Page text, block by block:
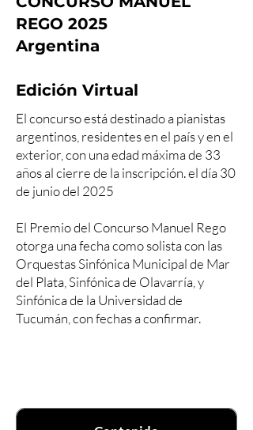
REGO 2025
Argentina
Edición Virtual
El concurso está destinado a pianistas
argentinos, residentes en el país y en el
exterior, con una edad máxima de 33
años al cierre de la inscripción. el día 30
de junio del 2025
El Premio del Concurso Manuel Rego
otorga una fecha como solista con las
Orquestas Sinfónica Municipal de Mar
del Plata, Sinfónica de Olavarría, y
Sinfónica de la Universidad de
Tucumán, con fechas a confirmar.